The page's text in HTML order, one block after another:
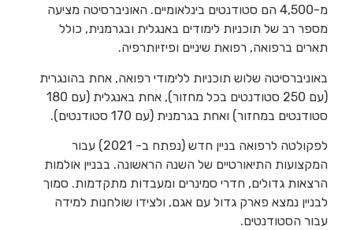
מ-4,500 הם סטודנטים בינלאומיים. האוניברסיטה מציעה
מספר רב של תוכניות לימודים באנגלית ובגרמנית, כולל
תארים ברפואה, רפואת שיניים ופיזיותרפיה.
באוניברסיטה שלוש תוכניות ללימודי רפואה, אחת בהונגרית
(עם 250 סטודנטים בכל מחזור), אחת באנגלית (עם 180
סטודנטים במחזור) ואחת בגרמנית (עם 170 סטודנטים).
לפקולטה לרפואה בניין חדש (נפתח ב- 2021) עבור
המקצועות התיאורטיים של השנה הראשונה. בבניין אולמות
הרצאות גדולים, חדרי סמינרים ומעבדות מתקדמות. סמוך
לבניין נמצא פארק גדול עם אגם, ולצידו שולחנות למידה
עבור הסטודנטים.